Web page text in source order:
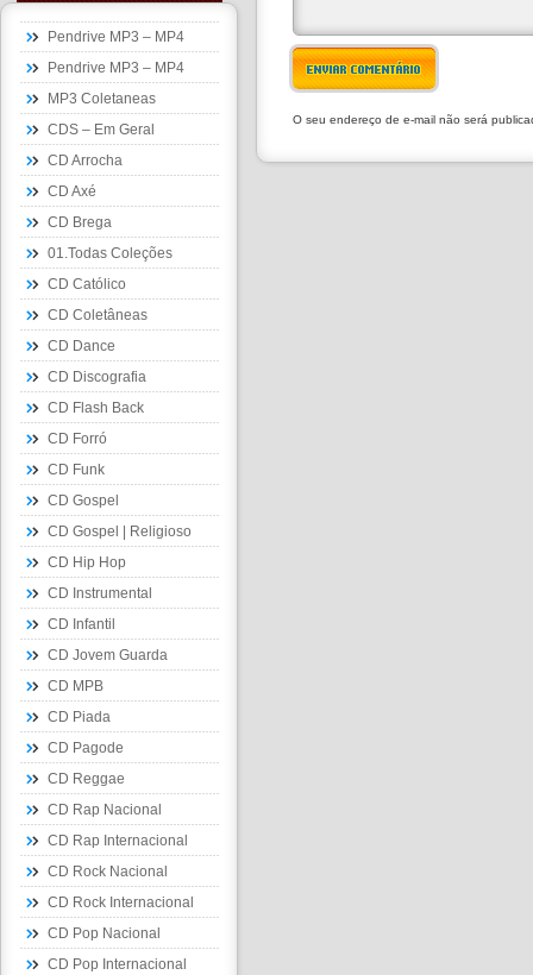
Pendrive MP3 – MP4
Pendrive MP3 – MP4
MP3 Coletaneas
CDS – Em Geral
CD Arrocha
CD Axé
CD Brega
01.Todas Coleções
CD Católico
CD Coletâneas
CD Dance
CD Discografia
CD Flash Back
CD Forró
CD Funk
CD Gospel
CD Gospel | Religioso
CD Hip Hop
CD Instrumental
CD Infantil
CD Jovem Guarda
CD MPB
CD Piada
CD Pagode
CD Reggae
CD Rap Nacional
CD Rap Internacional
CD Rock Nacional
CD Rock Internacional
CD Pop Nacional
CD Pop Internacional
ENVIAR COMENTÁRIO
O seu endereço de e-mail não será